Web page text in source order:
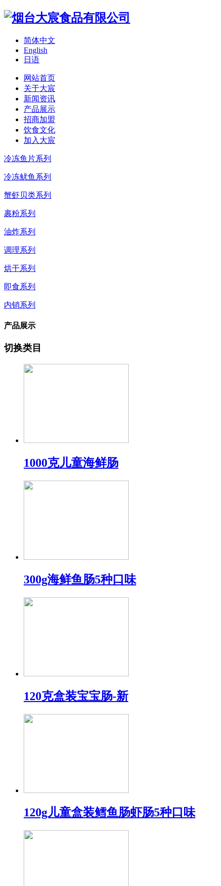
简体中文
English
日语
网站首页
关于大宸
新闻资讯
产品展示
招商加盟
饮食文化
加入大宸
冷冻鱼片系列
冷冻鱿鱼系列
蟹虾贝类系列
裹粉系列
油炸系列
调理系列
烘干系列
即食系列
内销系列
产品展示
切换类目
1000克儿童海鲜肠
300g海鲜鱼肠5种口味
120克盒装宝宝肠-新
120g儿童盒装鳕鱼肠虾肠5种口味